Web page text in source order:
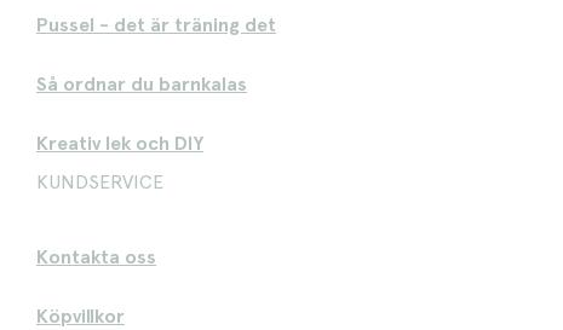
Pussel - det är träning det
Så ordnar du barnkalas
Kreativ lek och DIY
KUNDSERVICE
Kontakta oss
Köpvillkor